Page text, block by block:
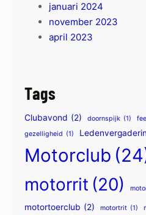
januari 2024
november 2023
april 2023
Tags
Clubavond (2) doornspijk (1)
gezelligheid (1)
Motorclub
motorrit (20)
motortoerclub (2) motortrit (1)